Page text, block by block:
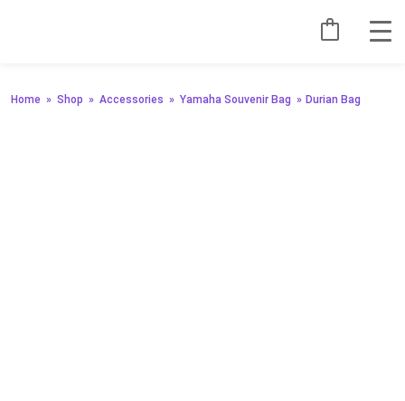
Home » Shop » Accessories » Yamaha Souvenir Bag » Durian Bag